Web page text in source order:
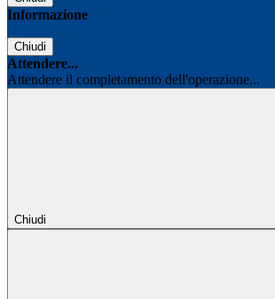
Informazione
Chiudi
Attendere...
Attendere il completamento dell'operazione...
Chiudi